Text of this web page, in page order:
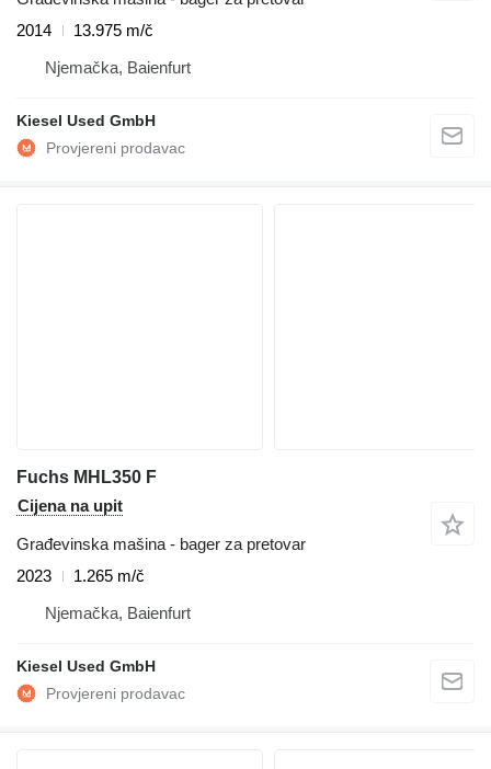
2014
13.975 m/č
Njemačka, Baienfurt
Kiesel Used GmbH
Fuchs MHL350 F
Cijena na upit
Građevinska mašina - bager za pretovar
2023
1.265 m/č
Njemačka, Baienfurt
Kiesel Used GmbH